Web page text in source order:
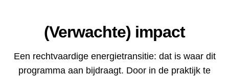
(Verwachte) impact
Een rechtvaardige energietransitie: dat is waar dit
programma aan bijdraagt. Door in de praktijk te